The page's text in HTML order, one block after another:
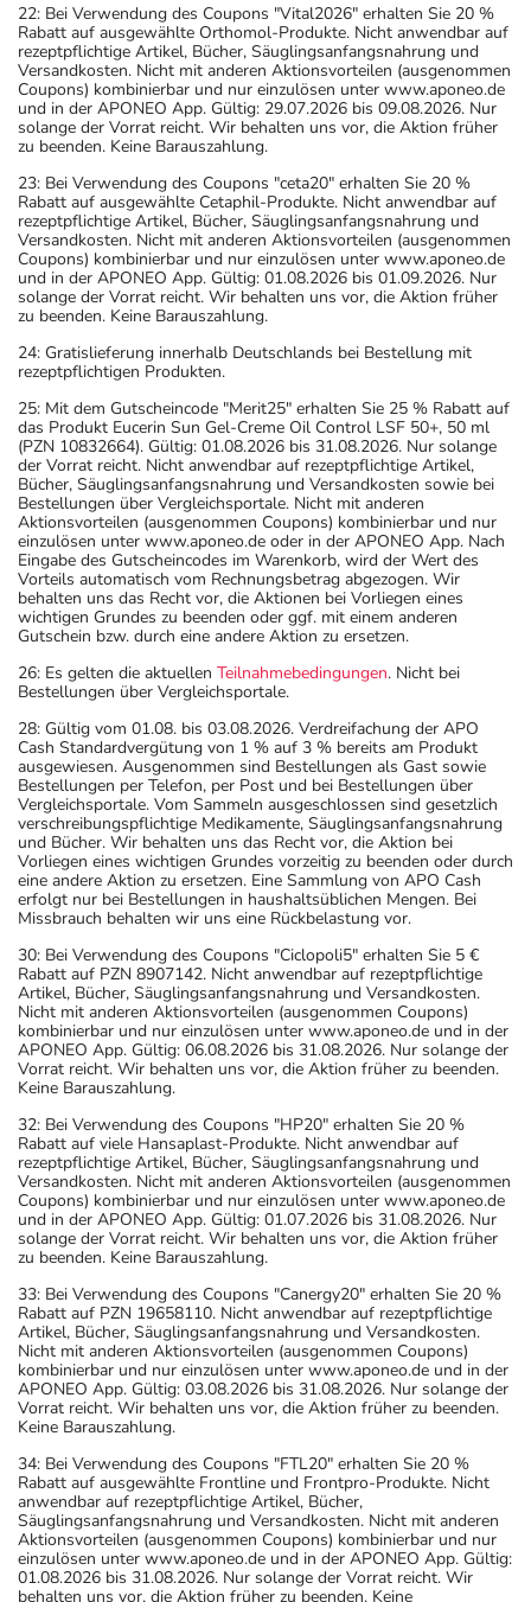
22: Bei Verwendung des Coupons "Vital2026" erhalten Sie 20 %
Rabatt auf ausgewählte Orthomol-Produkte. Nicht anwendbar auf
rezeptpflichtige Artikel, Bücher, Säuglingsanfangsnahrung und
Versandkosten. Nicht mit anderen Aktionsvorteilen (ausgenommen
Coupons) kombinierbar und nur einzulösen unter www.aponeo.de
und in der APONEO App. Gültig: 29.07.2026 bis 09.08.2026. Nur
solange der Vorrat reicht. Wir behalten uns vor, die Aktion früher
zu beenden. Keine Barauszahlung.
23: Bei Verwendung des Coupons "ceta20" erhalten Sie 20 %
Rabatt auf ausgewählte Cetaphil-Produkte. Nicht anwendbar auf
rezeptpflichtige Artikel, Bücher, Säuglingsanfangsnahrung und
Versandkosten. Nicht mit anderen Aktionsvorteilen (ausgenommen
Coupons) kombinierbar und nur einzulösen unter www.aponeo.de
und in der APONEO App. Gültig: 01.08.2026 bis 01.09.2026. Nur
solange der Vorrat reicht. Wir behalten uns vor, die Aktion früher
zu beenden. Keine Barauszahlung.
24: Gratislieferung innerhalb Deutschlands bei Bestellung mit
rezeptpflichtigen Produkten.
25: Mit dem Gutscheincode "Merit25" erhalten Sie 25 % Rabatt auf
das Produkt Eucerin Sun Gel-Creme Oil Control LSF 50+, 50 ml
(PZN 10832664). Gültig: 01.08.2026 bis 31.08.2026. Nur solange
der Vorrat reicht. Nicht anwendbar auf rezeptpflichtige Artikel,
Bücher, Säuglingsanfangsnahrung und Versandkosten sowie bei
Bestellungen über Vergleichsportale. Nicht mit anderen
Aktionsvorteilen (ausgenommen Coupons) kombinierbar und nur
einzulösen unter www.aponeo.de oder in der APONEO App. Nach
Eingabe des Gutscheincodes im Warenkorb, wird der Wert des
Vorteils automatisch vom Rechnungsbetrag abgezogen. Wir
behalten uns das Recht vor, die Aktionen bei Vorliegen eines
wichtigen Grundes zu beenden oder ggf. mit einem anderen
Gutschein bzw. durch eine andere Aktion zu ersetzen.
26: Es gelten die aktuellen Teilnahmebedingungen. Nicht bei
Bestellungen über Vergleichsportale.
28: Gültig vom 01.08. bis 03.08.2026. Verdreifachung der APO
Cash Standardvergütung von 1 % auf 3 % bereits am Produkt
ausgewiesen. Ausgenommen sind Bestellungen als Gast sowie
Bestellungen per Telefon, per Post und bei Bestellungen über
Vergleichsportale. Vom Sammeln ausgeschlossen sind gesetzlich
verschreibungspflichtige Medikamente, Säuglingsanfangsnahrung
und Bücher. Wir behalten uns das Recht vor, die Aktion bei
Vorliegen eines wichtigen Grundes vorzeitig zu beenden oder durch
eine andere Aktion zu ersetzen. Eine Sammlung von APO Cash
erfolgt nur bei Bestellungen in haushaltsüblichen Mengen. Bei
Missbrauch behalten wir uns eine Rückbelastung vor.
30: Bei Verwendung des Coupons "Ciclopoli5" erhalten Sie 5 €
Rabatt auf PZN 8907142. Nicht anwendbar auf rezeptpflichtige
Artikel, Bücher, Säuglingsanfangsnahrung und Versandkosten.
Nicht mit anderen Aktionsvorteilen (ausgenommen Coupons)
kombinierbar und nur einzulösen unter www.aponeo.de und in der
APONEO App. Gültig: 06.08.2026 bis 31.08.2026. Nur solange der
Vorrat reicht. Wir behalten uns vor, die Aktion früher zu beenden.
Keine Barauszahlung.
32: Bei Verwendung des Coupons "HP20" erhalten Sie 20 %
Rabatt auf viele Hansaplast-Produkte. Nicht anwendbar auf
rezeptpflichtige Artikel, Bücher, Säuglingsanfangsnahrung und
Versandkosten. Nicht mit anderen Aktionsvorteilen (ausgenommen
Coupons) kombinierbar und nur einzulösen unter www.aponeo.de
und in der APONEO App. Gültig: 01.07.2026 bis 31.08.2026. Nur
solange der Vorrat reicht. Wir behalten uns vor, die Aktion früher
zu beenden. Keine Barauszahlung.
33: Bei Verwendung des Coupons "Canergy20" erhalten Sie 20 %
Rabatt auf PZN 19658110. Nicht anwendbar auf rezeptpflichtige
Artikel, Bücher, Säuglingsanfangsnahrung und Versandkosten.
Nicht mit anderen Aktionsvorteilen (ausgenommen Coupons)
kombinierbar und nur einzulösen unter www.aponeo.de und in der
APONEO App. Gültig: 03.08.2026 bis 31.08.2026. Nur solange der
Vorrat reicht. Wir behalten uns vor, die Aktion früher zu beenden.
Keine Barauszahlung.
34: Bei Verwendung des Coupons "FTL20" erhalten Sie 20 %
Rabatt auf ausgewählte Frontline und Frontpro-Produkte. Nicht
anwendbar auf rezeptpflichtige Artikel, Bücher,
Säuglingsanfangsnahrung und Versandkosten. Nicht mit anderen
Aktionsvorteilen (ausgenommen Coupons) kombinierbar und nur
einzulösen unter www.aponeo.de und in der APONEO App. Gültig:
01.08.2026 bis 31.08.2026. Nur solange der Vorrat reicht. Wir
behalten uns vor, die Aktion früher zu beenden. Keine